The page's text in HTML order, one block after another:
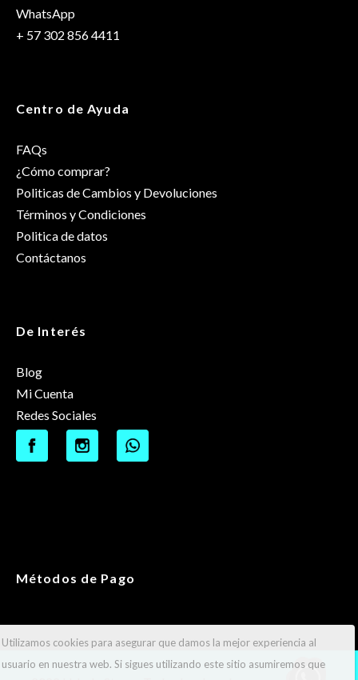
WhatsApp
+ 57 302 856 4411
Centro de Ayuda
FAQs
¿Cómo comprar?
Politicas de Cambios y Devoluciones
Términos y Condiciones
Politica de datos
Contáctanos
De Interés
Blog
Mi Cuenta
Redes Sociales
Métodos de Pago
Utilizamos cookies para asegurar que damos la mejor experiencia al
usuario en nuestra web. Si sigues utilizando este sitio asumiremos que